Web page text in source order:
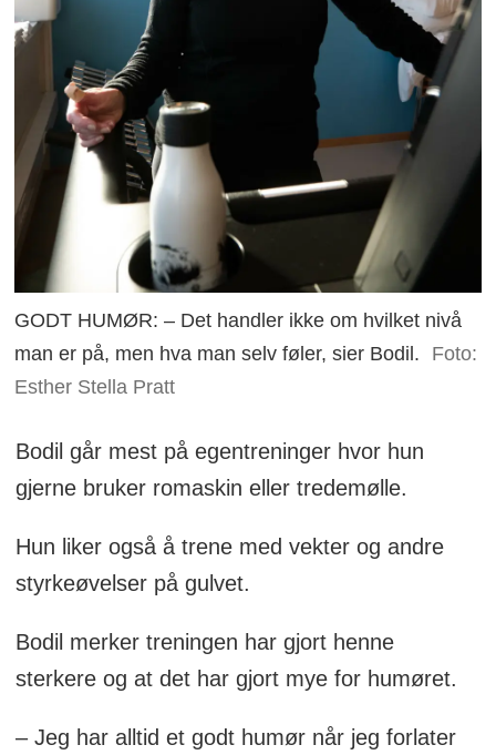
GODT HUMØR: – Det handler ikke om hvilket nivå
man er på, men hva man selv føler, sier Bodil.
Foto:
Esther Stella Pratt
Bodil går mest på egentreninger hvor hun
gjerne bruker romaskin eller tredemølle.
Hun liker også å trene med vekter og andre
styrkeøvelser på gulvet.
Bodil merker treningen har gjort henne
sterkere og at det har gjort mye for humøret.
– Jeg har alltid et godt humør når jeg forlater